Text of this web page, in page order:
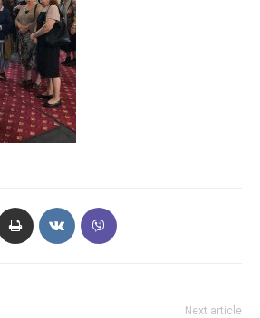
Next article